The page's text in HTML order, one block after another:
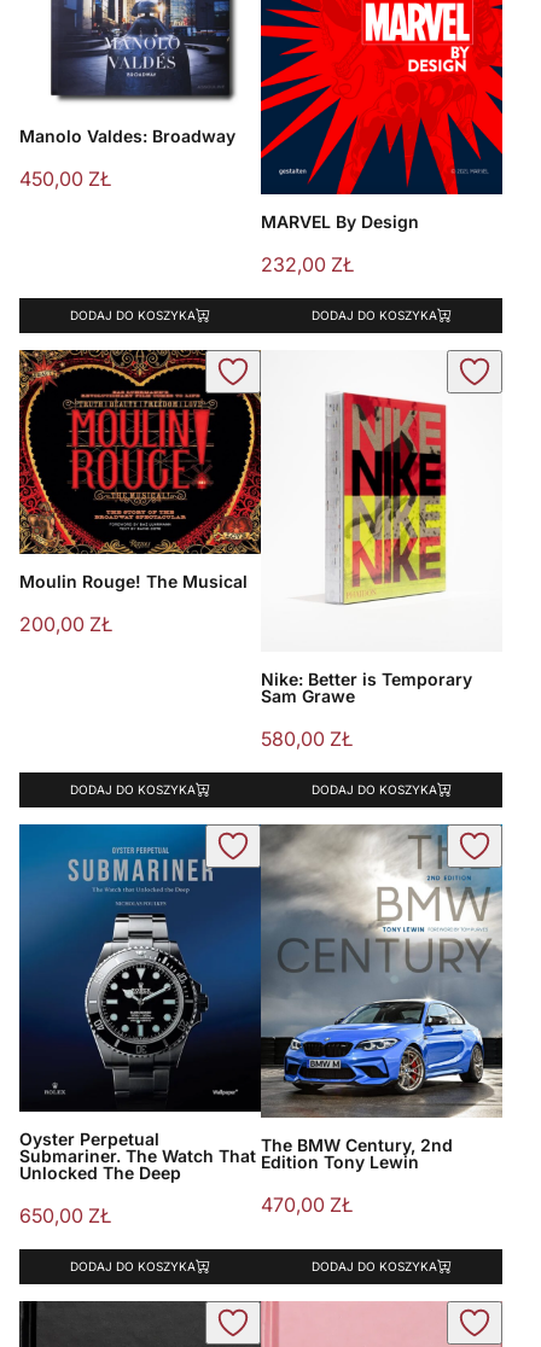
Manolo Valdes: Broadway
450,00 ZŁ
DODAJ DO KOSZYKA
MARVEL By Design
232,00 ZŁ
DODAJ DO KOSZYKA
Moulin Rouge! The Musical
200,00 ZŁ
DODAJ DO KOSZYKA
Nike: Better is Temporary
Sam Grawe
580,00 ZŁ
DODAJ DO KOSZYKA
Oyster Perpetual
Submariner. The Watch That
Unlocked The Deep
650,00 ZŁ
DODAJ DO KOSZYKA
The BMW Century, 2nd
Edition Tony Lewin
470,00 ZŁ
DODAJ DO KOSZYKA